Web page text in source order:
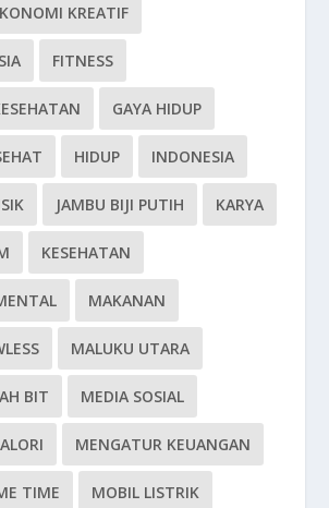
KREATIF
FITNESS
GAYA HIDUP
HIDUP INDONESIA
JAMBU BIJI PUTIH KARYA
KESEHATAN
MAKANAN
MALUKU UTARA
BIT MEDIA SOSIAL
MENGATUR KEUANGAN
TIME MOBIL LISTRIK